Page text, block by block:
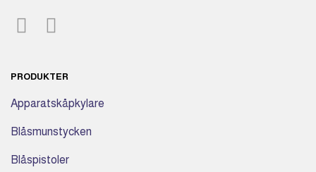
PRODUKTER
Apparatskåpkylare
Blåsmunstycken
Blåspistoler